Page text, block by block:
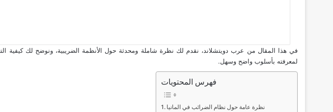
في هذا المقال من عرب دويتشلاند، نقدم لك نظرة شاملة ومحدثة حول الأنظمة الضريبية، ونوضح لك كيفية
لمعرفته بأسلوب واضح وسهل.
فهرس المحتويات
نظرة عامة حول نظام الضرائب في المانيا